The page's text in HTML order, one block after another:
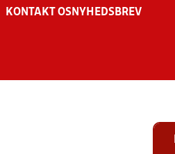
KONTAKT OS NYHEDSBREV